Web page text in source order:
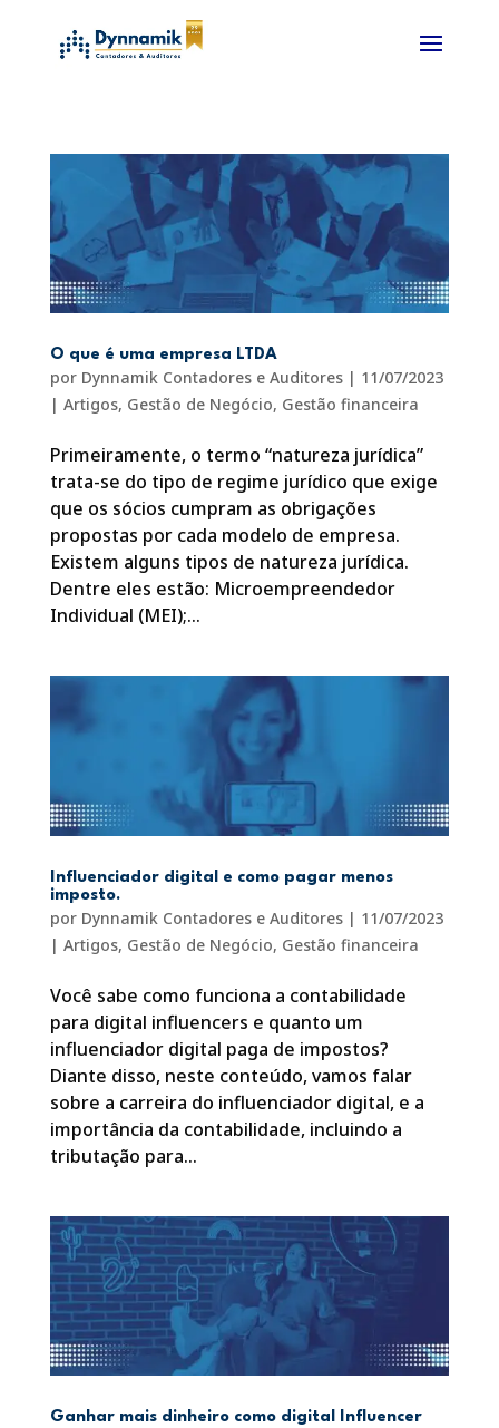
O que é uma empresa LTDA
por Dynnamik Contadores e Auditores| 11/07/2023
| Artigos, Gestão de Negócio, Gestão financeira
Primeiramente, o termo “natureza jurídica”
trata-se do tipo de regime jurídico que exige
que os sócios cumpram as obrigações
propostas por cada modelo de empresa.
Existem alguns tipos de natureza jurídica.
Dentre eles estão: Microempreendedor
Individual (MEI);...
Influenciador digital e como pagar menos
imposto.
por Dynnamik Contadores e Auditores| 11/07/2023
| Artigos, Gestão de Negócio, Gestão financeira
Você sabe como funciona a contabilidade
para digital influencers e quanto um
influenciador digital paga de impostos?
Diante disso, neste conteúdo, vamos falar
sobre a carreira do influenciador digital, e a
importância da contabilidade, incluindo a
tributação para...
Ganhar mais dinheiro como digital Influencer